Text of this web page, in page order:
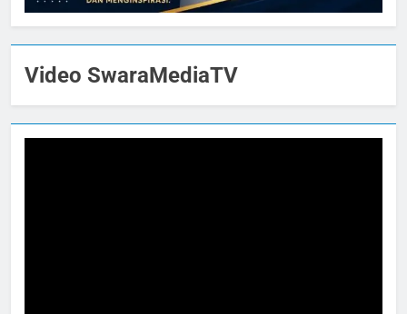
Video SwaraMediaTV